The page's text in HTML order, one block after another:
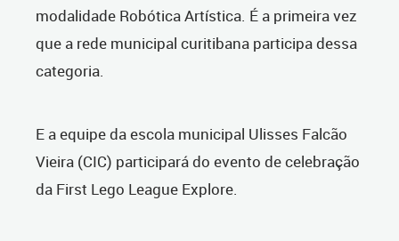
modalidade Robótica Artística. É a primeira vez
que a rede municipal curitibana participa dessa
categoria.
E a equipe da escola municipal Ulisses Falcão
Vieira (CIC) participará do evento de celebração
da First Lego League Explore.